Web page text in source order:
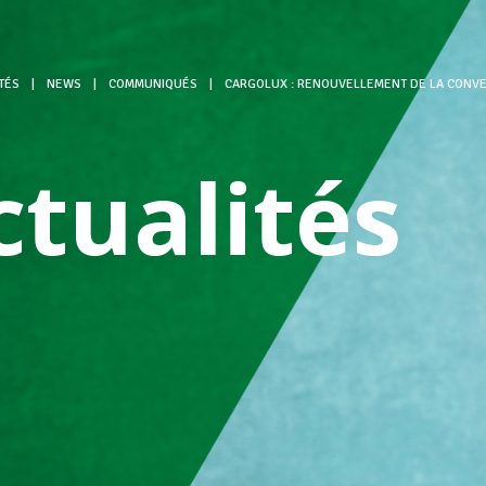
NEWS COMMUNIQUÉS CARGOLUX : RENOUVELLEMENT DE LA